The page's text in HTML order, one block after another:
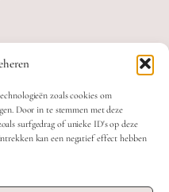
zoals cookies om
Door in te stemmen met deze
surfgedrag of unieke ID's op deze
kan een negatief effect hebben
VRAGEN